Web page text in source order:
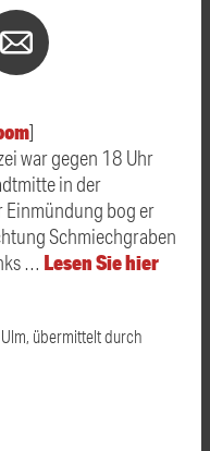
]
war gegen 18 Uhr
in der
Einmündung bog er
Schmiechgraben
… Lesen Sie hier
übermittelt durch